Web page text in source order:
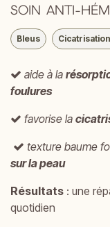
SOIN ANTI-
Bleus
aide à la
foulures
favorise la
texture baume
sur la peau
Résultats : une
quotidien